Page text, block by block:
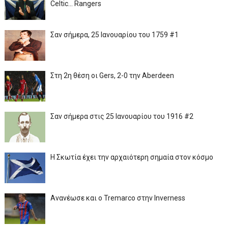
Celtic... Rangers
Σαν σήμερα, 25 Ιανουαρίου του 1759 #1
Στη 2η θέση οι Gers, 2-0 την Aberdeen
Σαν σήμερα στις 25 Ιανουαρίου του 1916 #2
Η Σκωτία έχει την αρχαιότερη σημαία στον κόσμο
Ανανέωσε και ο Tremarco στην Inverness